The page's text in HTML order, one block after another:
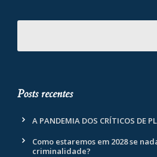
Posts recentes
A PANDEMIA DOS CRÍTICOS DE
Como estaremos em 2028 se
criminalidade?